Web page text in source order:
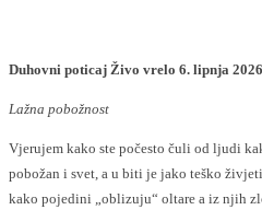
Duhovni poticaj Živo vrelo 6. lipnja
Lažna pobožnost
Vjerujem kako ste počesto čuli od ljudi
pobožan i svet, a u biti je jako teško
kako pojedini „oblizuju“ oltare a iz njih